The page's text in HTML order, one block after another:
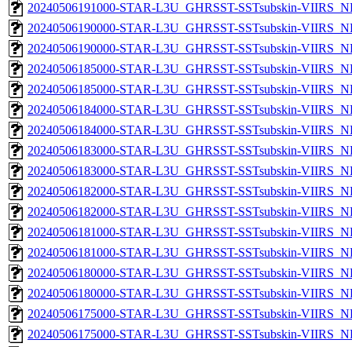
20240506191000-STAR-L3U_GHRSST-SSTsubskin-
20240506190000-STAR-L3U_GHRSST-SSTsubskin-
20240506190000-STAR-L3U_GHRSST-SSTsubskin-
20240506185000-STAR-L3U_GHRSST-SSTsubskin-
20240506185000-STAR-L3U_GHRSST-SSTsubskin-
20240506184000-STAR-L3U_GHRSST-SSTsubskin-
20240506184000-STAR-L3U_GHRSST-SSTsubskin-
20240506183000-STAR-L3U_GHRSST-SSTsubskin-
20240506183000-STAR-L3U_GHRSST-SSTsubskin-
20240506182000-STAR-L3U_GHRSST-SSTsubskin-
20240506182000-STAR-L3U_GHRSST-SSTsubskin-
20240506181000-STAR-L3U_GHRSST-SSTsubskin-
20240506181000-STAR-L3U_GHRSST-SSTsubskin-
20240506180000-STAR-L3U_GHRSST-SSTsubskin-
20240506180000-STAR-L3U_GHRSST-SSTsubskin-
20240506175000-STAR-L3U_GHRSST-SSTsubskin-
20240506175000-STAR-L3U_GHRSST-SSTsubskin-